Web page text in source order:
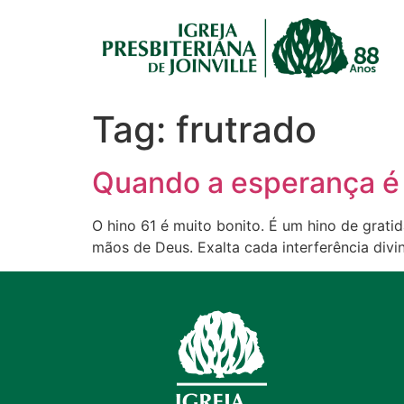
Tag: frutrado
Quando a esperança
O hino 61 é muito bonito. É um hino de
mãos de Deus. Exalta cada interferência